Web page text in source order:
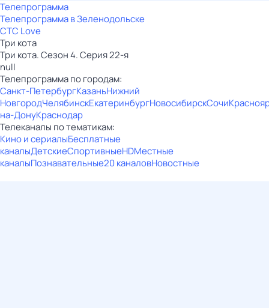
Телепрограмма
Телепрограмма в Зеленодольске
СТС Love
Три кота
Три кота. Сезон 4. Серия 22-я
null
Телепрограмма по городам:
Санкт-ПетербургКазаньНижний
НовгородЧелябинскЕкатеринбургНовосибирскСочи
на-ДонуКраснодар
Телеканалы по тематикам:
Кино и сериалыБесплатные
каналыДетскиеСпортивныеHDМестные
каналыПознавательные20 каналовНовостные